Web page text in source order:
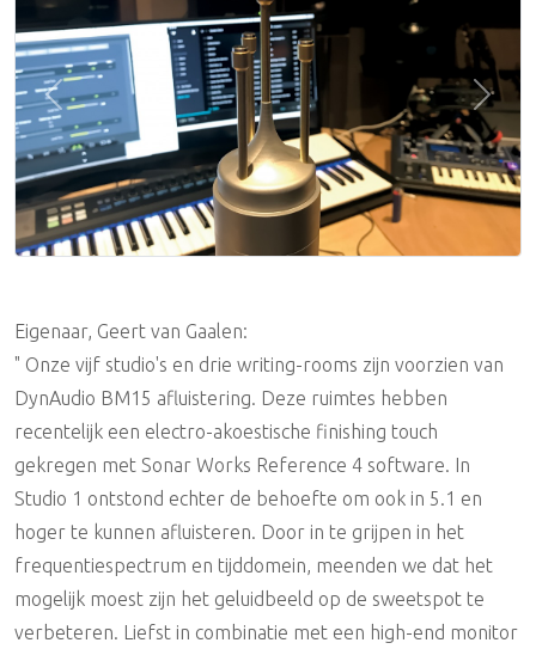
Previous Next
Eigenaar, Geert van Gaalen:
" Onze vijf studio's en drie writing-rooms zijn voorzien van
DynAudio BM15 afluistering. Deze ruimtes hebben
recentelijk een electro-akoestische finishing touch
gekregen met Sonar Works Reference 4 software. In
Studio 1 ontstond echter de behoefte om ook in 5.1 en
hoger te kunnen afluisteren. Door in te grijpen in het
frequentiespectrum en tijddomein, meenden we dat het
mogelijk moest zijn het geluidbeeld op de sweetspot te
verbeteren. Liefst in combinatie met een high-end monitor